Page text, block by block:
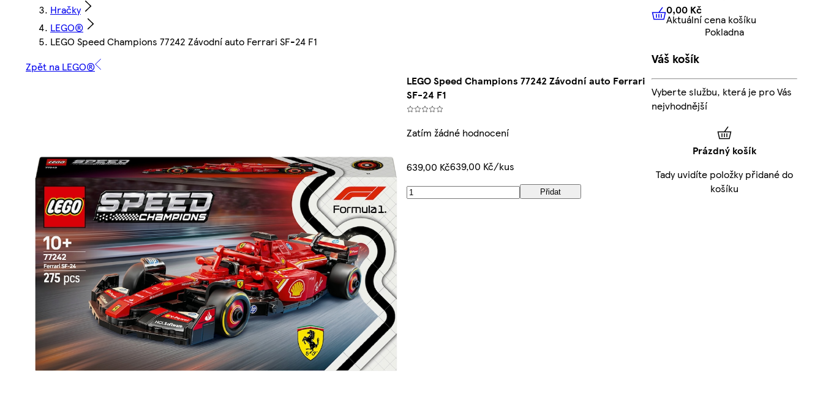
Hračky
LEGO®
LEGO Speed Champions 77242 Závodní auto Ferrari SF-24 F1
Zpět na LEGO®
LEGO Speed Champions 77242 Závodní auto Ferrari
SF-24 F1
Zatím žádné hodnocení
639,00 Kč639,00 Kč/kus
Přidat
0,00 KčAktuální cena košíku
0,00 Kč
Aktuální cena košíku
Pokladna
Váš košík
Vyberte službu, která je pro Vás
nejvhodnější
Prázdný košík
Tady uvidíte položky přidané do
košíku